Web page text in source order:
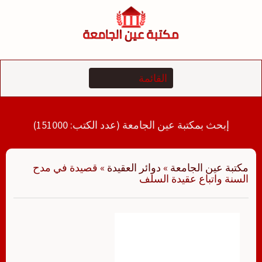
إبحث بمكتبة عين الجامعة (عدد الكتب: 151000)
مكتبة عين الجامعة » دوائر العقيدة » قصيدة في مدح
السنة واتباع عقيدة السلف